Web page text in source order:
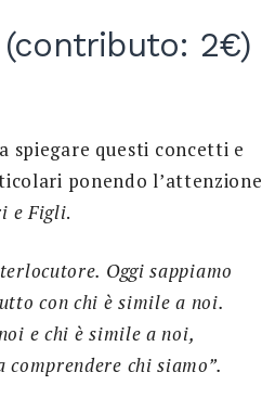
2€)
spiegare questi concetti e
ponendo l’attenzione
e Figli.
Oggi sappiamo
con chi è simile a noi.
e chi è simile a noi,
chi siamo”.